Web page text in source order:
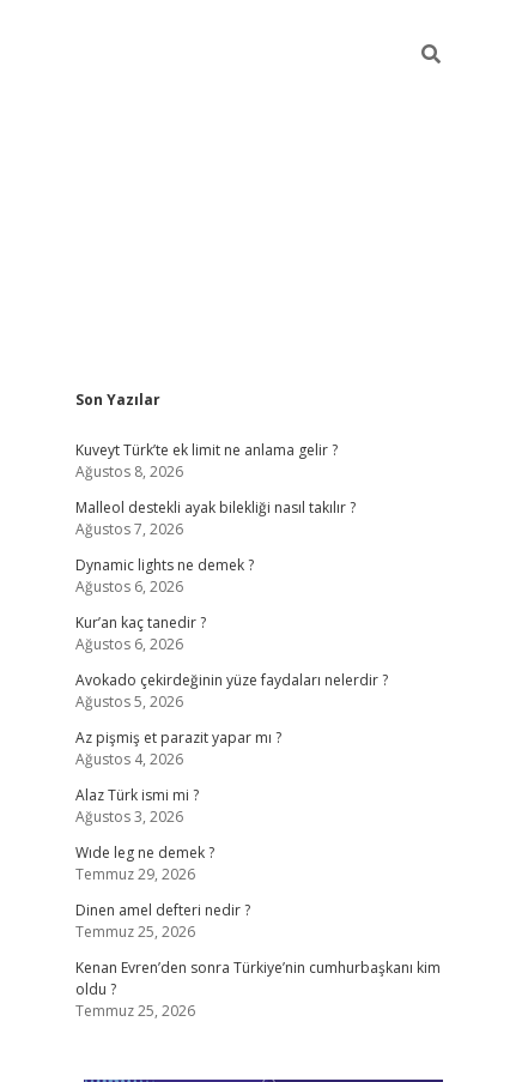
Sidebar
Son Yazılar
Kuveyt Türk’te ek limit ne anlama gelir ?
Ağustos 8, 2026
Malleol destekli ayak bilekliği nasıl takılır ?
Ağustos 7, 2026
Dynamic lights ne demek ?
Ağustos 6, 2026
Kur’an kaç tanedir ?
Ağustos 6, 2026
Avokado çekirdeğinin yüze faydaları nelerdir ?
Ağustos 5, 2026
Az pişmiş et parazit yapar mı ?
Ağustos 4, 2026
Alaz Türk ismi mi ?
Ağustos 3, 2026
Wıde leg ne demek ?
Temmuz 29, 2026
Dinen amel defteri nedir ?
Temmuz 25, 2026
Kenan Evren’den sonra Türkiye’nin cumhurbaşkanı kim
oldu ?
Temmuz 25, 2026